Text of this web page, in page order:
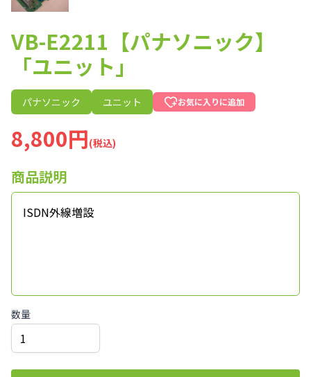
VB-E2211【パナソニック】
「ユニット」
パナソニック ユニット お気に入りに追加
8,800円(税込)
商品説明
ISDN外線増設
数量